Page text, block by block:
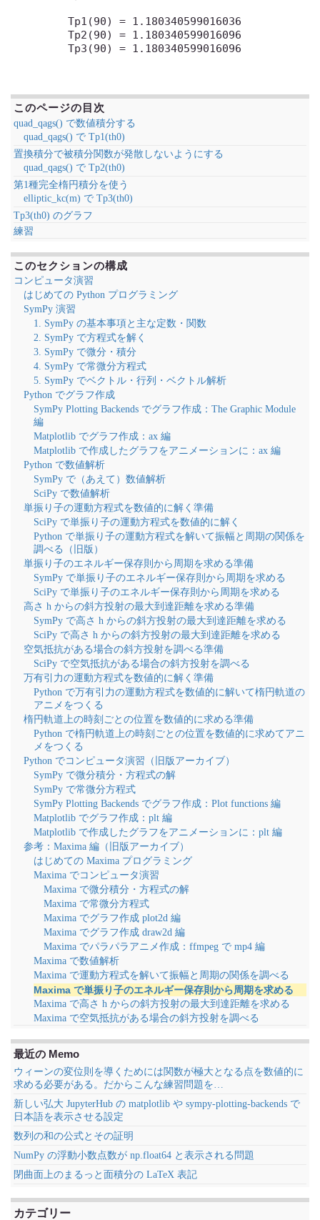
Tp1(90) = 1.180340599016036
Tp2(90) = 1.180340599016096
Tp3(90) = 1.180340599016096
このページの目次
quad_qags() で数値積分する
quad_qags() で Tp1(th0)
置換積分で被積分関数が発散しないようにする
quad_qags() で Tp2(th0)
第1種完全楕円積分を使う
elliptic_kc(m) で Tp3(th0)
Tp3(th0) のグラフ
練習
このセクションの構成
コンピュータ演習
はじめての Python プログラミング
SymPy 演習
1. SymPy の基本事項と主な定数・関数
2. SymPy で方程式を解く
3. SymPy で微分・積分
4. SymPy で常微分方程式
5. SymPy でベクトル・行列・ベクトル解析
Python でグラフ作成
SymPy Plotting Backends でグラフ作成：The Graphic Module
編
Matplotlib でグラフ作成：ax 編
Matplotlib で作成したグラフをアニメーションに：ax 編
Python で数値解析
SymPy で（あえて）数値解析
SciPy で数値解析
単振り子の運動方程式を数値的に解く準備
SciPy で単振り子の運動方程式を数値的に解く
Python で単振り子の運動方程式を解いて振幅と周期の関係を
調べる（旧版）
単振り子のエネルギー保存則から周期を求める準備
SymPy で単振り子のエネルギー保存則から周期を求める
SciPy で単振り子のエネルギー保存則から周期を求める
高さ h からの斜方投射の最大到達距離を求める準備
SymPy で高さ h からの斜方投射の最大到達距離を求める
SciPy で高さ h からの斜方投射の最大到達距離を求める
空気抵抗がある場合の斜方投射を調べる準備
SciPy で空気抵抗がある場合の斜方投射を調べる
万有引力の運動方程式を数値的に解く準備
Python で万有引力の運動方程式を数値的に解いて楕円軌道の
アニメをつくる
楕円軌道上の時刻ごとの位置を数値的に求める準備
Python で楕円軌道上の時刻ごとの位置を数値的に求めてアニ
メをつくる
Python でコンピュータ演習（旧版アーカイブ）
SymPy で微分積分・方程式の解
SymPy で常微分方程式
SymPy Plotting Backends でグラフ作成：Plot functions 編
Matplotlib でグラフ作成：plt 編
Matplotlib で作成したグラフをアニメーションに：plt 編
参考：Maxima 編（旧版アーカイブ）
はじめての Maxima プログラミング
Maxima でコンピュータ演習
Maxima で微分積分・方程式の解
Maxima で常微分方程式
Maxima でグラフ作成 plot2d 編
Maxima でグラフ作成 draw2d 編
Maxima でパラパラアニメ作成：ffmpeg で mp4 編
Maxima で数値解析
Maxima で運動方程式を解いて振幅と周期の関係を調べる
Maxima で単振り子のエネルギー保存則から周期を求める
Maxima で高さ h からの斜方投射の最大到達距離を求める
Maxima で空気抵抗がある場合の斜方投射を調べる
最近の Memo
ウィーンの変位則を導くためには関数が極大となる点を数値的に
求める必要がある。だからこんな練習問題を…
新しい弘大 JupyterHub の matplotlib や sympy-plotting-backends で
日本語を表示させる設定
数列の和の公式とその証明
NumPy の浮動小数点数が np.float64 と表示される問題
閉曲面上のまるっと面積分の LaTeX 表記
カテゴリー